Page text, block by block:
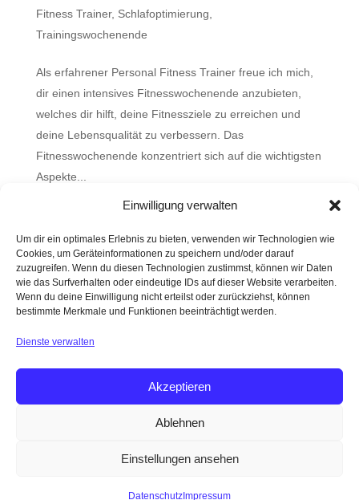
Einwilligung verwalten
Um dir ein optimales Erlebnis zu bieten, verwenden wir Technologien wie
Cookies, um Geräteinformationen zu speichern und/oder darauf
zuzugreifen. Wenn du diesen Technologien zustimmst, können wir Daten
wie das Surfverhalten oder eindeutige IDs auf dieser Website verarbeiten.
Wenn du deine Einwilligung nicht erteilst oder zurückziehst, können
bestimmte Merkmale und Funktionen beeinträchtigt werden.
Dienste verwalten
Akzeptieren
Ablehnen
Einstellungen ansehen
Datenschutz Impressum
Fitness Trainer, Schlafoptimierung
Trainingswochenende
Als erfahrener Personal Fitness Trainer freue ich mich,
dir einen intensives Fitnesswochenende anzubieten,
welches dir hilft, deine Fitnessziele zu erreichen und
deine Lebensqualität zu verbessern. Das
Fitnesswochenende konzentriert sich auf die wichtigsten
Aspekte...
Bio-Hacking und Longevity – nur coole Wörter oder
steckt da etwas substantielles dahinter?
Was ist gesunder Stuhlgang?
WERBEHINWEIS
NEWSLETTER